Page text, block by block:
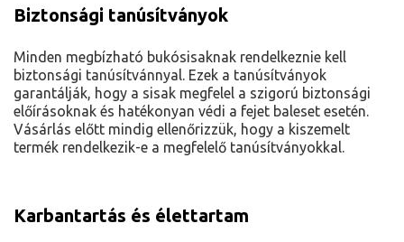
Biztonsági tanúsítványok
Minden megbízható bukósisaknak rendelkeznie kell
biztonsági tanúsítvánnyal. Ezek a tanúsítványok
garantálják, hogy a sisak megfelel a szigorú biztonsági
előírásoknak és hatékonyan védi a fejet baleset esetén.
Vásárlás előtt mindig ellenőrizzük, hogy a kiszemelt
termék rendelkezik-e a megfelelő tanúsítványokkal.
Karbantartás és élettartam